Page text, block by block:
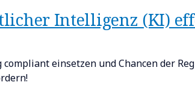
Intelligenz (KI)
einsetzen und Chancen der